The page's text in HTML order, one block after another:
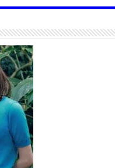
боломжтой-Хүүхэд хөгжүүлэх
төв” байгуулах төсөлд төр,
хүрээнд хамтран
9 цаг 28 минут
Б.Пүрэвдагва: “Урт цагаан”-ыг
залуучууд чөлөөт цагаа
өнгөрүүлдэг, жуулчид зорьж
ирдэг цэг болгоно
16 цаг 47 минут
/BRT/ төслийн удирдах